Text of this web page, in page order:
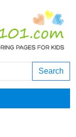
Search